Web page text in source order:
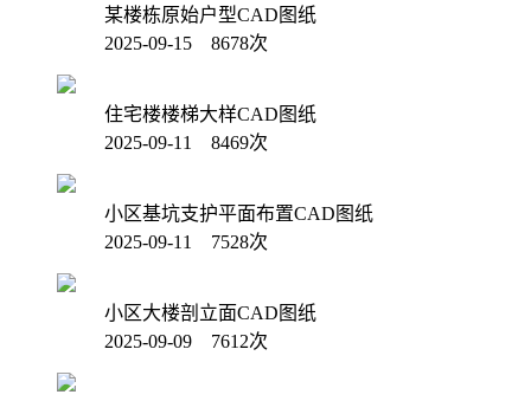
某楼栋原始户型CAD图纸
2025-09-15 8678次
住宅楼楼梯大样CAD图纸
2025-09-11 8469次
小区基坑支护平面布置CAD图纸
2025-09-11 7528次
小区大楼剖立面CAD图纸
2025-09-09 7612次